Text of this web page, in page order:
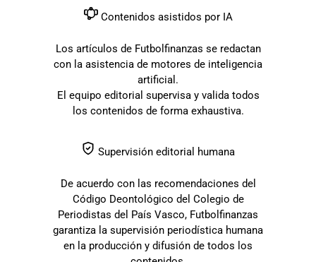
Contenidos asistidos por IA
Los artículos de Futbolfinanzas se redactan
con la asistencia de motores de inteligencia
artificial.
El equipo editorial supervisa y valida todos
los contenidos de forma exhaustiva.
Supervisión editorial humana
De acuerdo con las recomendaciones del
Código Deontológico del Colegio de
Periodistas del País Vasco, Futbolfinanzas
garantiza la supervisión periodística humana
en la producción y difusión de todos los